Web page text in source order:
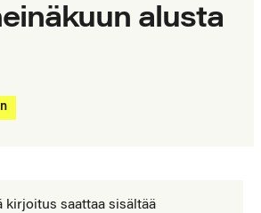
alusta
kirjoitus saattaa sisältää